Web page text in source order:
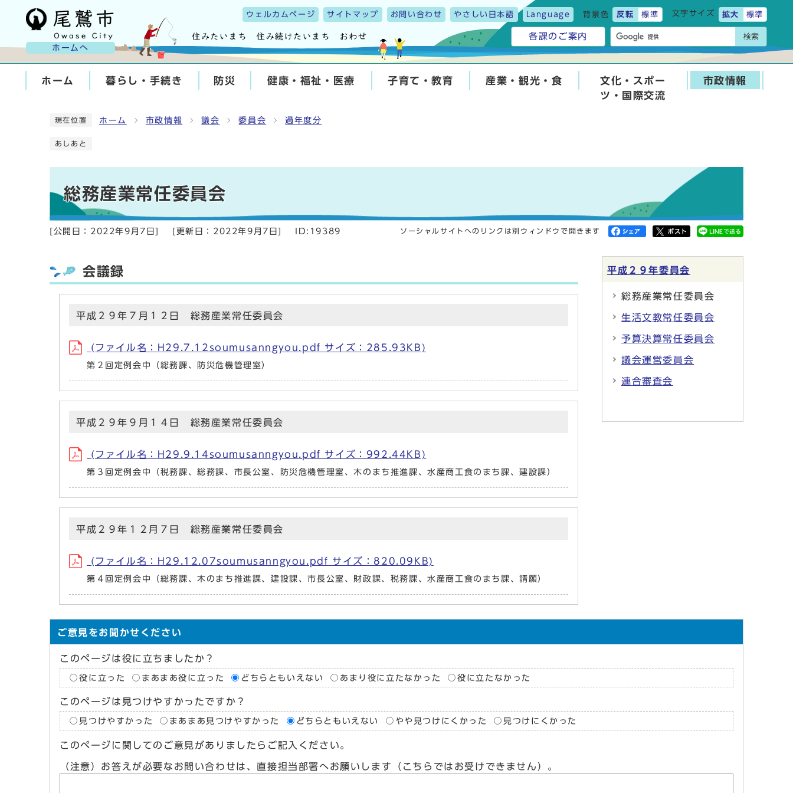
ホームへ
ウェルカムページ サイトマップ お問い合わせ やさしい日本語 Language 背景色 反転 標準 文字サイズ 拡大 標準
各課のご案内 検索
ホーム 暮らし・手続き 防災 健康・福祉・医療 子育て・教育 産業・観光・食
文化・スポー
ツ・国際交流
市政情報
現在位置 ホーム 市政情報 議会 委員会 過年度分
あしあと
総務産業常任委員会
[公開日： 2022年9月7日 [更新日： 2022年9月7日 ID:19389 ソーシャルサイトへのリンクは別ウィンドウで開きます
会議録
平成２９年７月１２日 総務産業常任委員会
(ファイル名：H29.7.12soumusanngyou.pdf サイズ：285.93KB)
第２回定例会中（総務課、防災危機管理室）
平成２９年９月１４日 総務産業常任委員会
(ファイル名：H29.9.14soumusanngyou.pdf サイズ：992.44KB)
第３回定例会中（税務課、総務課、市長公室、防災危機管理室、木のまち推進課、水産商工食のまち課、建設課）
平成２９年１２月７日 総務産業常任委員会
(ファイル名：H29.12.07soumusanngyou.pdf サイズ：820.09KB)
第４回定例会中（総務課、木のまち推進課、建設課、市長公室、財政課、税務課、水産商工食のまち課、請願）
平成２９年委員会
総務産業常任委員会
生活文教常任委員会
予算決算常任委員会
議会運営委員会
連合審査会
ご意見をお聞かせください
このページは役に立ちましたか？
役に立った まあまあ役に立った どちらともいえない あまり役に立たなかった 役に立たなかった
このページは見つけやすかったですか？
見つけやすかった まあまあ見つけやすかった どちらともいえない やや見つけにくかった 見つけにくかった
このページに関してのご意見がありましたらご記入ください。
（注意）お答えが必要なお問い合わせは、直接担当部署へお願いします（こちらではお受けできません）。